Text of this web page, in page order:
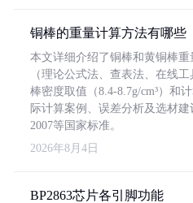
铜棒的重量计算方法有哪些
本文详细介绍了铜棒和黄铜棒
（理论公式法、查表法、在线
棒密度取值（8.4-8.7g/cm³）和
际计算案例、误差分析及选材
2007等国家标准。
2026年8月4日
BP2863芯片各引脚功能